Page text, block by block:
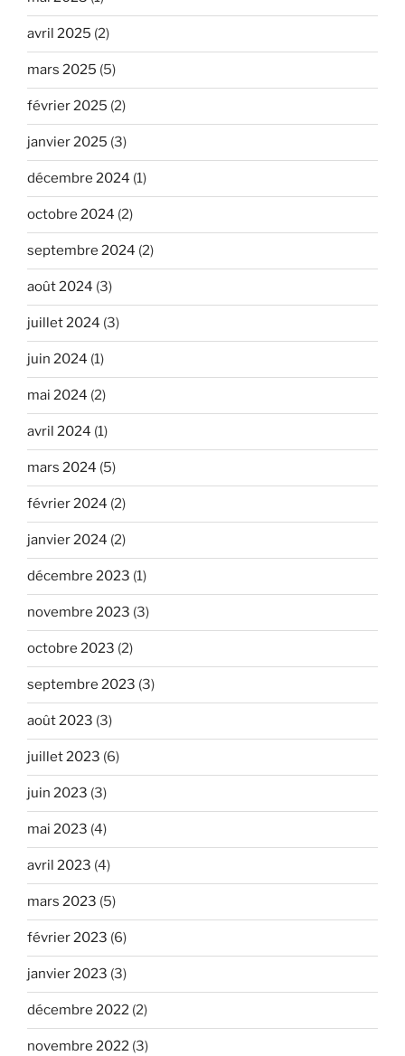
avril 2025 (2)
mars 2025 (5)
février 2025 (2)
janvier 2025 (3)
décembre 2024 (1)
octobre 2024 (2)
septembre 2024 (2)
août 2024 (3)
juillet 2024 (3)
juin 2024 (1)
mai 2024 (2)
avril 2024 (1)
mars 2024 (5)
février 2024 (2)
janvier 2024 (2)
décembre 2023 (1)
novembre 2023 (3)
octobre 2023 (2)
septembre 2023 (3)
août 2023 (3)
juillet 2023 (6)
juin 2023 (3)
mai 2023 (4)
avril 2023 (4)
mars 2023 (5)
février 2023 (6)
janvier 2023 (3)
décembre 2022 (2)
novembre 2022 (3)